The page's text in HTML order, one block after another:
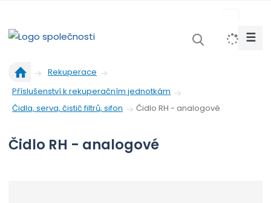
d
☰
o
d
s
Rekuperace
Příslušenství k rekuperačním jednotkám
Čidla, serva, čistič filtrů, sifon
Čidlo RH - analogové
Čidlo RH - analogové